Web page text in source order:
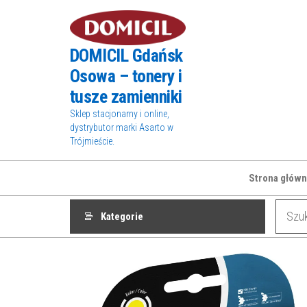
DOMICIL Gdańsk
Osowa – tonery i
tusze zamienniki
Sklep stacjonarny i online,
dystrybutor marki Asarto w
Trójmieście.
Strona
Kategorie